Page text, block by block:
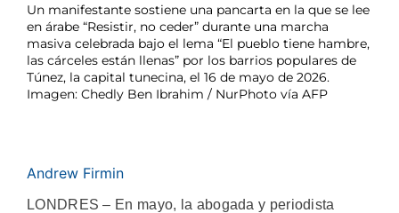
Un manifestante sostiene una pancarta en la que se lee
en árabe “Resistir, no ceder” durante una marcha
masiva celebrada bajo el lema “El pueblo tiene hambre,
las cárceles están llenas” por los barrios populares de
Túnez, la capital tunecina, el 16 de mayo de 2026.
Imagen: Chedly Ben Ibrahim / NurPhoto vía AFP
Andrew Firmin
LONDRES – En mayo, la abogada y periodista